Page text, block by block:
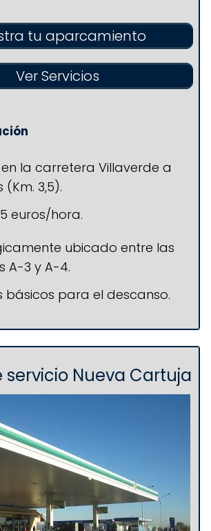
tu aparcamiento
Ver Servicios
la carretera Villaverde a
3,5).
euros/hora.
ubicado entre las
A-3 y A-4.
básicos para el descanso.
servicio Nueva Cartuja